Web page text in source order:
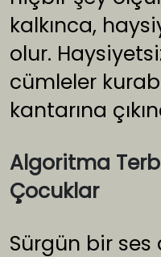
kalkınca,
olur.
cümleler
kantarına
Algoritma
Çocuklar
Sürgün bir ses